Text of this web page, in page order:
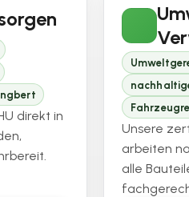
direkt in
Unsere
arbeiten
alle